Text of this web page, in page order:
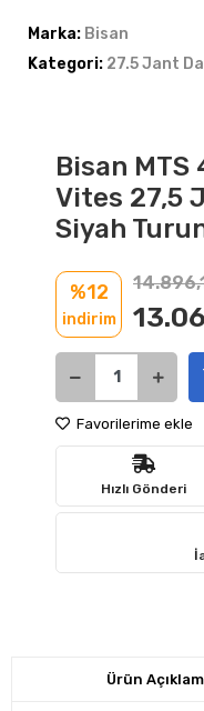
Marka: Bisan
Kategori: 27.5 Jant
Bisan MTS
Vites 27,5
Siyah
%12
indirim
Favorilerime ekle
Hızlı Gönderi
Ürün